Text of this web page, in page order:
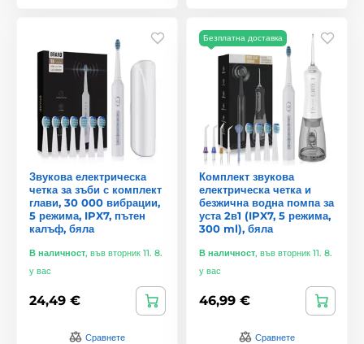
Звукова електрическа
четка за зъби с комплект
глави, 30 000 вибрации,
5 режима, IPX7, пътен
калъф, бяла
В наличност, във вторник 11. 8.
у вас
24,49 €
Сравнете
Безплатна доставка
Комплект звукова
електрическа четка и
безжична водна помпа за
уста 2в1 (IPX7, 5 режима,
300 ml), бяла
В наличност, във вторник 11. 8.
у вас
46,99 €
Сравнете